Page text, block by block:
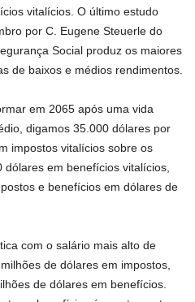
vitalícios. O último estudo
por C. Eugene Steuerle do
Social produz os maiores
de baixos e médios rendimentos.
em 2065 após uma vida
digamos 35.000 dólares por
impostos vitalícios sobre os
em benefícios vitalícios,
e benefícios em dólares de
com o salário mais alto de
de dólares em impostos,
de dólares em benefícios.